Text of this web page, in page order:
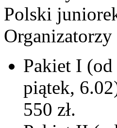
Polski
Pakiet I (od
piątek,
550 zł.